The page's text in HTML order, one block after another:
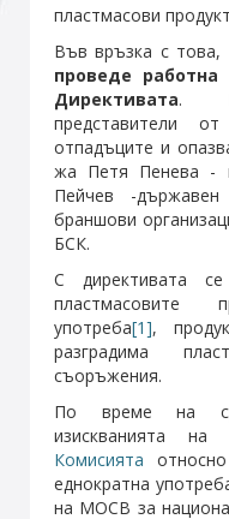
пластмасови
Във връзка с това,
проведе
Директивата. В
представители
отпадъците и
жа Петя Пенева -
Пейчев -държавен
браншови
БСК.
С директивата
пластмасовите
употреба[1],
разградима
съоръжения.
По време на
изискванията на
Комисията
еднократна
на МОСВ за